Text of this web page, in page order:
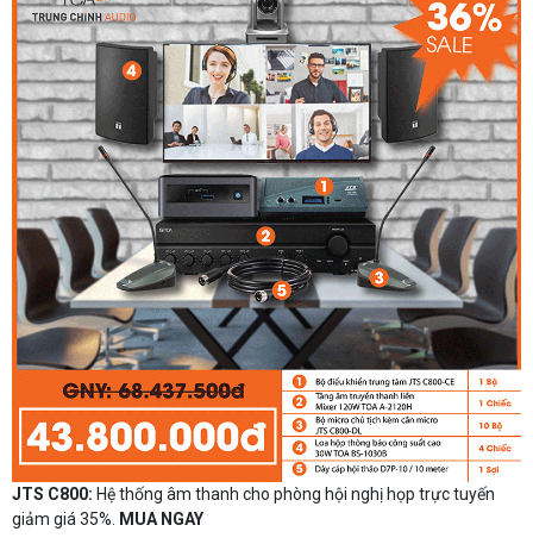
JTS C800: Hệ thống âm thanh cho phòng hội nghị họp trực tuyến
giảm giá 35%. MUA NGAY